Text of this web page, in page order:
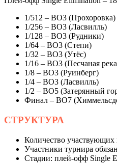
1/512 – BO3 (Прохоровка)
1/256 – BO3 (Ласвилль)
1/128 – BO3 (Рудники)
1/64 – BO3 (Степи)
1/32 – BO3 (Утёс)
1/16 – BO3 (Песчаная
1/8 – BO3 (Руинберг)
1/4 – BO3 (Ласвилль)
1/2 – BO5 (Затерянный
Финал – BO7
СТРУКТУРА
Количество участвующих
Участники турнира
Стадии: плей-офф Single